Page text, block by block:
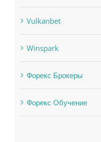
Vulkanbet
Winspark
Форекс Брокеры
Форекс Обучение